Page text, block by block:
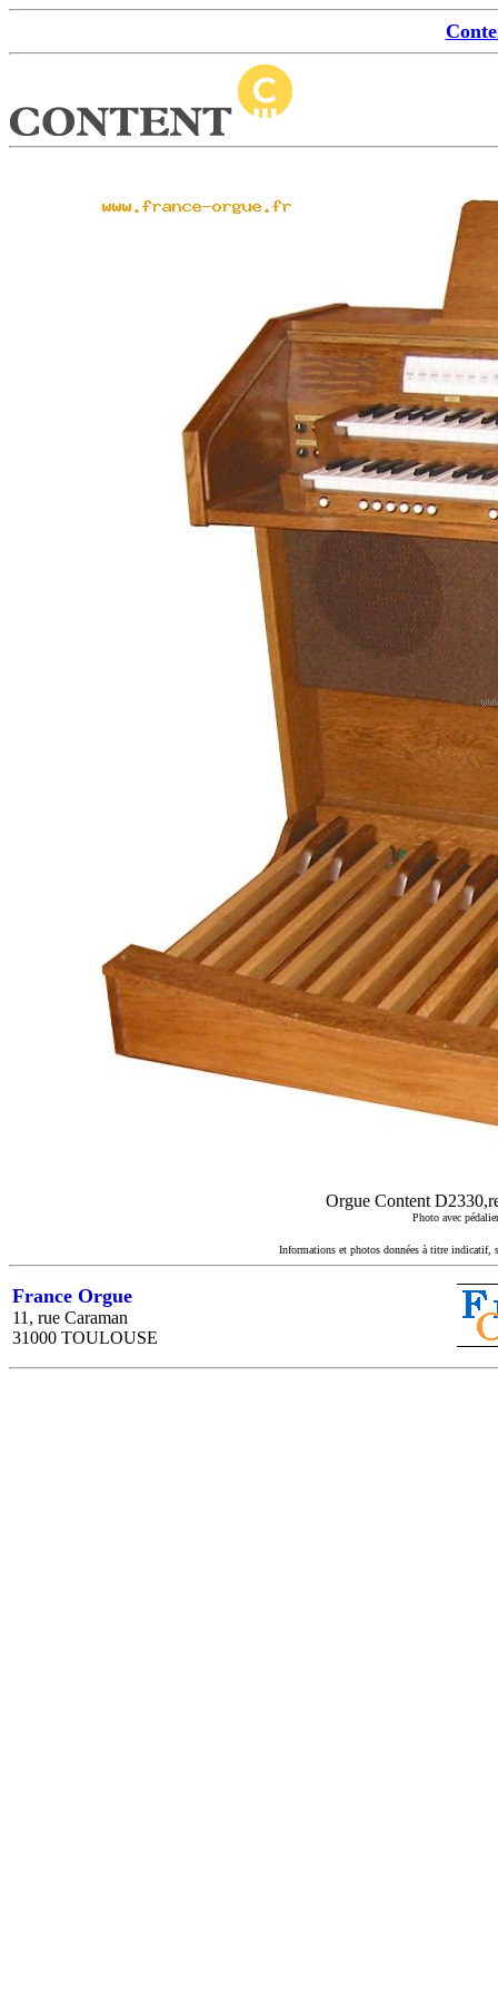
Orgue Content
Photo avec
Informations et photos données à titre indicatif,
France Orgue
11, rue Caraman
31000 TOULOUSE